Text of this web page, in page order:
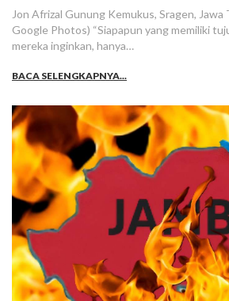
Jon Afrizal Gunung Kemukus, Sragen,
Google Photos) “Siapapun yang memiliki
mereka inginkan, hanya…
BACA SELENGKAPNYA...